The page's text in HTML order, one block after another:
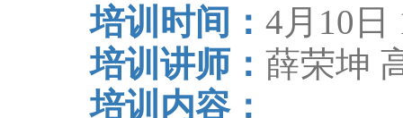
培训时间： 4月 10 日
培训讲师： 薛荣坤
培训内容：